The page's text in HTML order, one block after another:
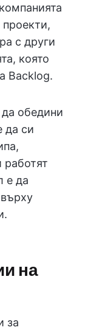
с други
която
Backlog.
обедини
да си
е да
на
за